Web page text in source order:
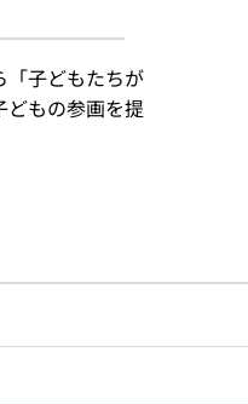
「子どもたちが
もの参画を提